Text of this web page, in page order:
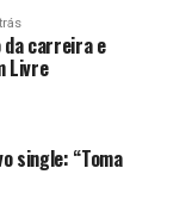
da carreira e
Livre
single: “Toma